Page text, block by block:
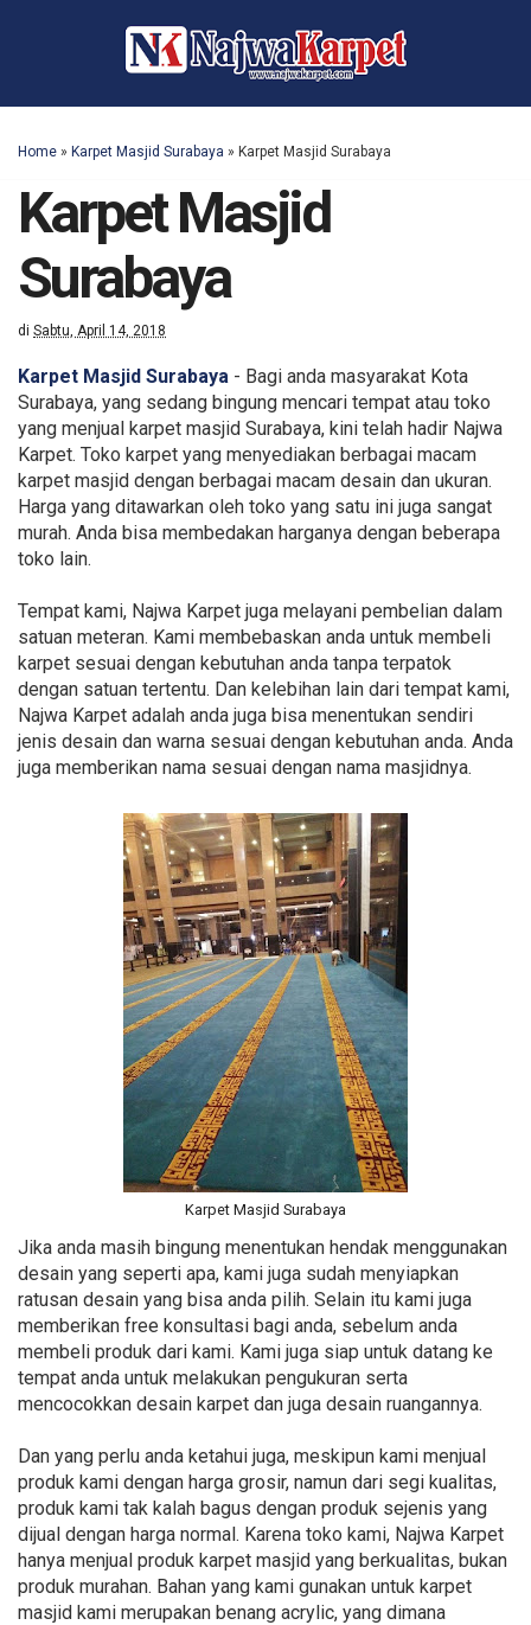
Home » Karpet Masjid Surabaya » Karpet Masjid Surabaya
Karpet Masjid
Surabaya
di Sabtu, April 14, 2018
Karpet Masjid Surabaya - Bagi anda masyarakat Kota
Surabaya, yang sedang bingung mencari tempat atau toko
yang menjual karpet masjid Surabaya, kini telah hadir Najwa
Karpet. Toko karpet yang menyediakan berbagai macam
karpet masjid dengan berbagai macam desain dan ukuran.
Harga yang ditawarkan oleh toko yang satu ini juga sangat
murah. Anda bisa membedakan harganya dengan beberapa
toko lain.
Tempat kami, Najwa Karpet juga melayani pembelian dalam
satuan meteran. Kami membebaskan anda untuk membeli
karpet sesuai dengan kebutuhan anda tanpa terpatok
dengan satuan tertentu. Dan kelebihan lain dari tempat kami,
Najwa Karpet adalah anda juga bisa menentukan sendiri
jenis desain dan warna sesuai dengan kebutuhan anda. Anda
juga memberikan nama sesuai dengan nama masjidnya.
Karpet Masjid Surabaya
Jika anda masih bingung menentukan hendak menggunakan
desain yang seperti apa, kami juga sudah menyiapkan
ratusan desain yang bisa anda pilih. Selain itu kami juga
memberikan free konsultasi bagi anda, sebelum anda
membeli produk dari kami. Kami juga siap untuk datang ke
tempat anda untuk melakukan pengukuran serta
mencocokkan desain karpet dan juga desain ruangannya.
Dan yang perlu anda ketahui juga, meskipun kami menjual
produk kami dengan harga grosir, namun dari segi kualitas,
produk kami tak kalah bagus dengan produk sejenis yang
dijual dengan harga normal. Karena toko kami, Najwa Karpet
hanya menjual produk karpet masjid yang berkualitas, bukan
produk murahan. Bahan yang kami gunakan untuk karpet
masjid kami merupakan benang acrylic, yang dimana